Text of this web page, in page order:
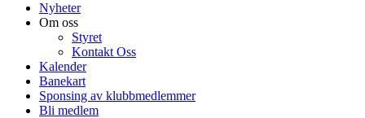
Nyheter
Om oss
Styret
Kontakt Oss
Kalender
Banekart
Sponsing av klubbmedlemmer
Bli medlem